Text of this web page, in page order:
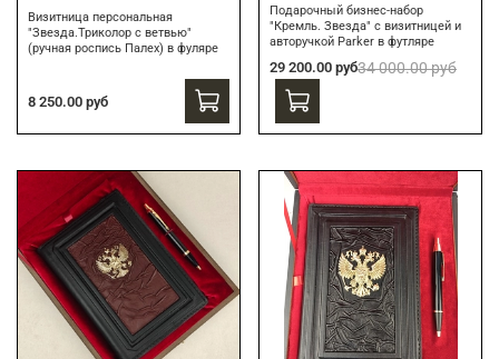
Визитница персональная
"Звезда.Триколор с ветвью"
(ручная роспись Палех) в фуляре
8 250.00 руб
Подарочный бизнес-набор
"Кремль. Звезда" с визитницей и
авторучкой Parker в футляре
29 200.00 руб34 000.00 руб